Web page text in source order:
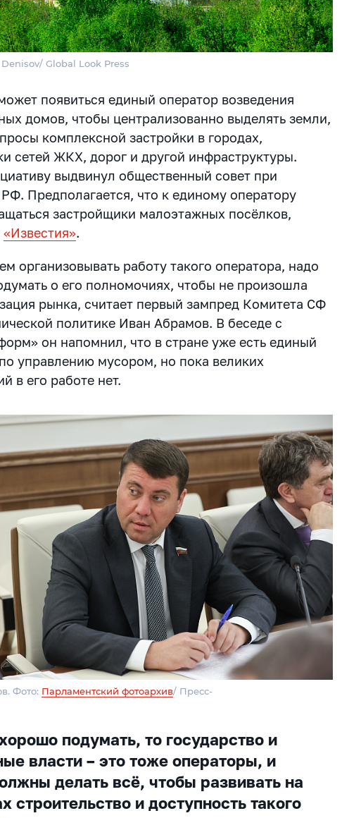
Global Look Press
появиться единый оператор возведения
домов, чтобы централизованно выделять земли,
комплексной застройки в городах,
сетей ЖКХ, дорог и другой инфраструктуры.
выдвинул общественный совет при
Предполагается, что к единому оператору
застройщики малоэтажных посёлков,
«Известия».
организовывать работу такого оператора, надо
о его полномочиях, чтобы не произошла
рынка, считает первый зампред Комитета СФ
политике Иван Абрамов. В беседе с
он напомнил, что в стране уже есть единый
управлению мусором, но пока великих
в его работе нет.
Фото: Парламентский фотоархив/ Пресс-
подумать, то государство и
власти – это тоже операторы, и
делать всё, чтобы развивать на
строительство и доступность такого